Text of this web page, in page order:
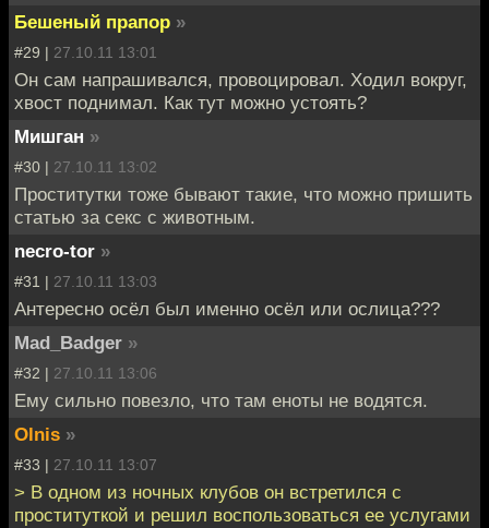
Бешеный прапор »
#29 | 27.10.11 13:01
Он сам напрашивался, провоцировал. Ходил вокруг,
хвост поднимал. Как тут можно устоять?
Мишган »
#30 | 27.10.11 13:02
Проститутки тоже бывают такие, что можно пришить
статью за секс с животным.
necro-tor »
#31 | 27.10.11 13:03
Антересно осёл был именно осёл или ослица???
Mad_Badger »
#32 | 27.10.11 13:06
Ему сильно повезло, что там еноты не водятся.
Olnis »
#33 | 27.10.11 13:07
> В одном из ночных клубов он встретился с
проституткой и решил воспользоваться ее услугами